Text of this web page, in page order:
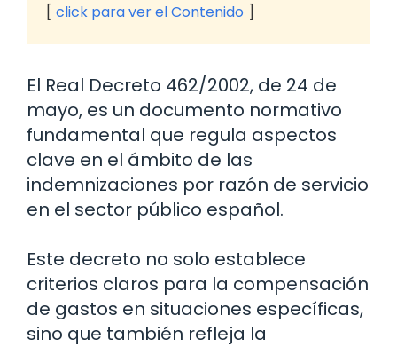
click para ver el Contenido
El Real Decreto 462/2002, de 24 de
mayo, es un documento normativo
fundamental que regula aspectos
clave en el ámbito de las
indemnizaciones por razón de servicio
en el sector público español.
Este decreto no solo establece
criterios claros para la compensación
de gastos en situaciones específicas,
sino que también refleja la